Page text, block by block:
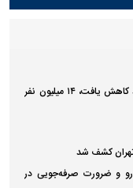
هشدار دبیر ستاد ملی جمعیت: ولادت ۸.۹ درصد کاهش یافت، ۱۴ میلیون نفر
تهران کشف شد
و ضرورت صرفه‌جویی در